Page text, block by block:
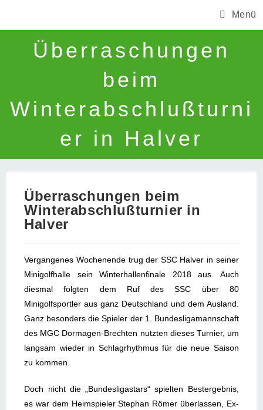
Menü
Überraschungen
beim
Winterabschlußturni
er in Halver
Überraschungen beim
Winterabschlußturnier in
Halver
Vergangenes Wochenende trug der SSC Halver in seiner
Minigolfhalle sein Winterhallenfinale 2018 aus. Auch
diesmal folgten dem Ruf des SSC über 80
Minigolfsportler aus ganz Deutschland und dem Ausland.
Ganz besonders die Spieler der 1. Bundesligamannschaft
des MGC Dormagen-Brechten nutzten dieses Turnier, um
langsam wieder in Schlagrhythmus für die neue Saison
zu kommen.
Doch nicht die „Bundesligastars“ spielten Bestergebnis,
es war dem Heimspieler Stephan Römer überlassen, Ex-